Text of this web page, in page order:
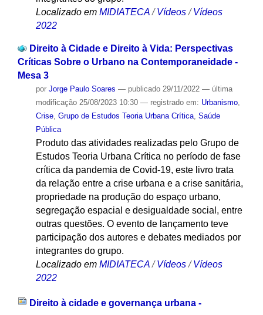
Localizado em MIDIATECA /Vídeos /Vídeos
2022
Direito à Cidade e Direito à Vida: Perspectivas
Críticas Sobre o Urbano na Contemporaneidade -
Mesa 3
por Jorge Paulo Soares — publicado29/11/2022 — última
modificação25/08/2023 10:30 — registrado em: Urbanismo,
Crise, Grupo de Estudos Teoria Urbana Crítica, Saúde
Pública
Produto das atividades realizadas pelo Grupo de
Estudos Teoria Urbana Crítica no período de fase
crítica da pandemia de Covid-19, este livro trata
da relação entre a crise urbana e a crise sanitária,
propriedade na produção do espaço urbano,
segregação espacial e desigualdade social, entre
outras questões. O evento de lançamento teve
participação dos autores e debates mediados por
integrantes do grupo.
Localizado em MIDIATECA /Vídeos /Vídeos
2022
Direito à cidade e governança urbana -